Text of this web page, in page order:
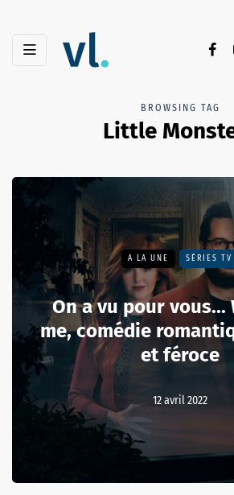
BROWSING TAG
Little
A LA UNE SÉRIES TV
On a vu pour
me, comédie
et féroce
12 avril 2022